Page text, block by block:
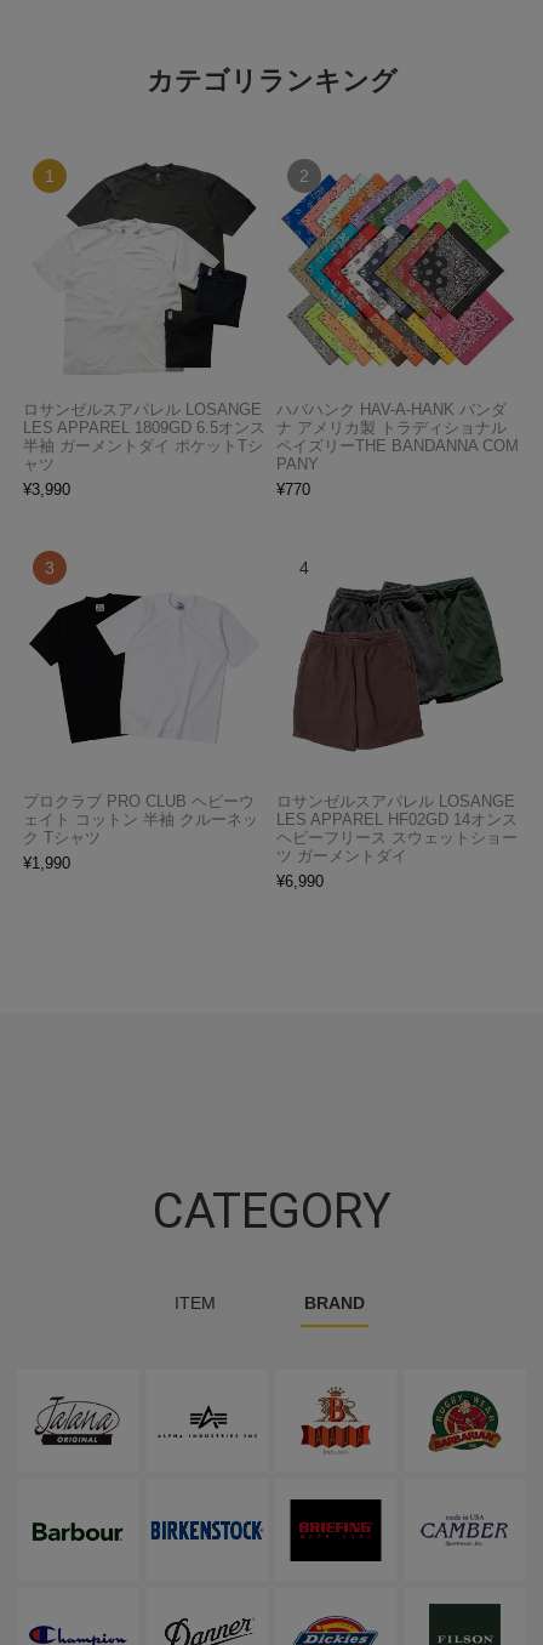
カテゴリランキング
ロサンゼルスアパレル LOSANGE
LES APPAREL 1809GD 6.5オンス
半袖 ガーメントダイ ポケットTシ
ャツ
¥3,990
ハバハンク HAV-A-HANK バンダ
ナ アメリカ製 トラディショナル
ペイズリーTHE BANDANNA COM
PANY
¥770
プロクラブ PRO CLUB ヘビーウ
ェイト コットン 半袖 クルーネッ
ク Tシャツ
¥1,990
ロサンゼルスアパレル LOSANGE
LES APPAREL HF02GD 14オンス
ヘビーフリース スウェットショー
ツ ガーメントダイ
¥6,990
CATEGORY
ITEM BRAND